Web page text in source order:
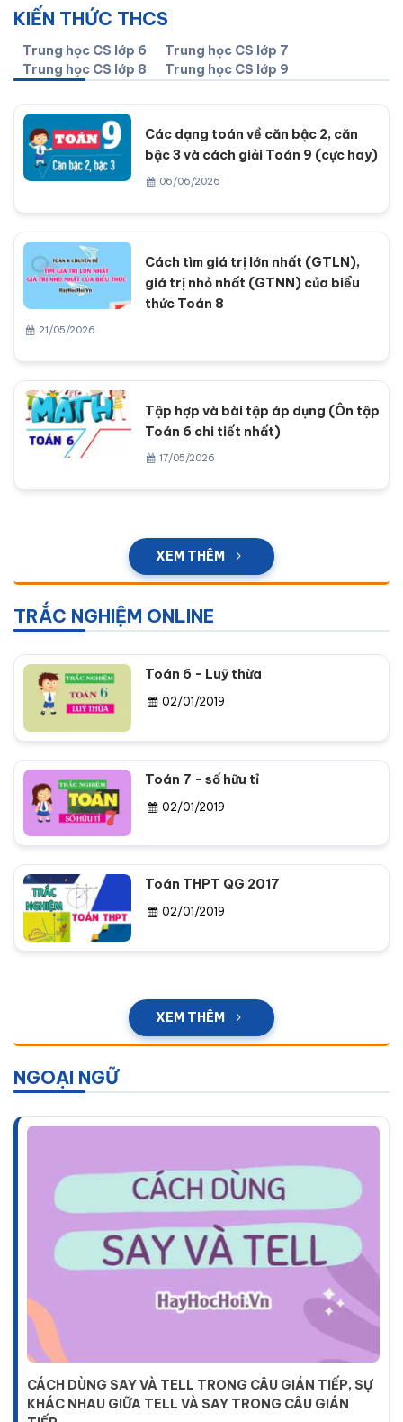
KIẾN THỨC THCS
Trung học CS lớp 6
Trung học CS lớp 7
Trung học CS lớp 8
Trung học CS lớp 9
Các dạng toán về căn bậc 2, căn
bậc 3 và cách giải Toán 9 (cực hay)
06/06/2026
Cách tìm giá trị lớn nhất (GTLN),
giá trị nhỏ nhất (GTNN) của biểu
thức Toán 8
21/05/2026
Tập hợp và bài tập áp dụng (Ôn tập
Toán 6 chi tiết nhất)
17/05/2026
XEM THÊM
TRẮC NGHIỆM ONLINE
Toán 6 - Luỹ thừa
02/01/2019
Toán 7 - số hữu tỉ
02/01/2019
Toán THPT QG 2017
02/01/2019
XEM THÊM
NGOẠI NGỮ
CÁCH DÙNG SAY VÀ TELL TRONG CÂU GIÁN TIẾP, SỰ
KHÁC NHAU GIỮA TELL VÀ SAY TRONG CÂU GIÁN